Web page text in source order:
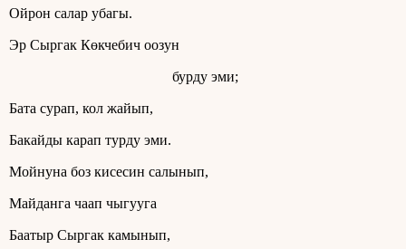
Ойрон салар убагы.
Эр Сыргак Көкчебич оозун
бурду эми;
Бата сурап, кол жайып,
Бакайды карап турду эми.
Мойнуна боз кисесин салынып,
Майданга чаап чыгууга
Баатыр Сыргак камынып,